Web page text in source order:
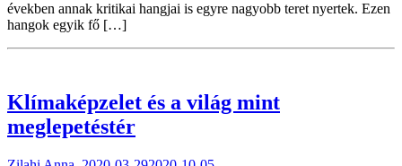
években annak kritikai hangjai is egyre nagyobb teret nyertek. Ezen
hangok egyik fő […]
Klímaképzelet és a világ mint
meglepetéstér